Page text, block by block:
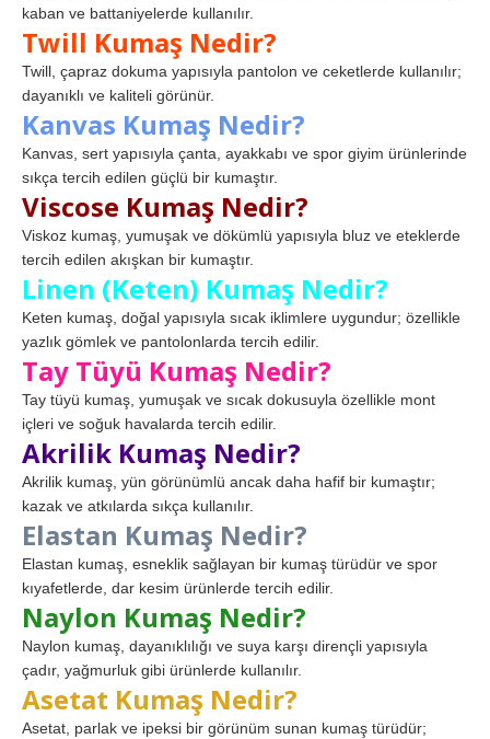
kaban ve battaniyelerde kullanılır.
Twill Kumaş Nedir?
Twill, çapraz dokuma yapısıyla pantolon ve ceketlerde kullanılır;
dayanıklı ve kaliteli görünür.
Kanvas Kumaş Nedir?
Kanvas, sert yapısıyla çanta, ayakkabı ve spor giyim ürünlerinde
sıkça tercih edilen güçlü bir kumaştır.
Viscose Kumaş Nedir?
Viskoz kumaş, yumuşak ve dökümlü yapısıyla bluz ve eteklerde
tercih edilen akışkan bir kumaştır.
Linen (Keten) Kumaş Nedir?
Keten kumaş, doğal yapısıyla sıcak iklimlere uygundur; özellikle
yazlık gömlek ve pantolonlarda tercih edilir.
Tay Tüyü Kumaş Nedir?
Tay tüyü kumaş, yumuşak ve sıcak dokusuyla özellikle mont
içleri ve soğuk havalarda tercih edilir.
Akrilik Kumaş Nedir?
Akrilik kumaş, yün görünümlü ancak daha hafif bir kumaştır;
kazak ve atkılarda sıkça kullanılır.
Elastan Kumaş Nedir?
Elastan kumaş, esneklik sağlayan bir kumaş türüdür ve spor
kıyafetlerde, dar kesim ürünlerde tercih edilir.
Naylon Kumaş Nedir?
Naylon kumaş, dayanıklılığı ve suya karşı dirençli yapısıyla
çadır, yağmurluk gibi ürünlerde kullanılır.
Asetat Kumaş Nedir?
Asetat, parlak ve ipeksi bir görünüm sunan kumaş türüdür;